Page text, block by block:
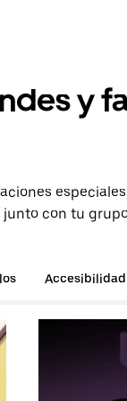
y
junto con tu
Accesibilidad